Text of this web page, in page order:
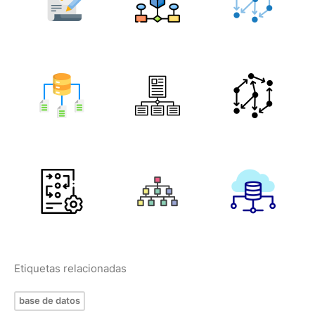
Etiquetas relacionadas
base de datos